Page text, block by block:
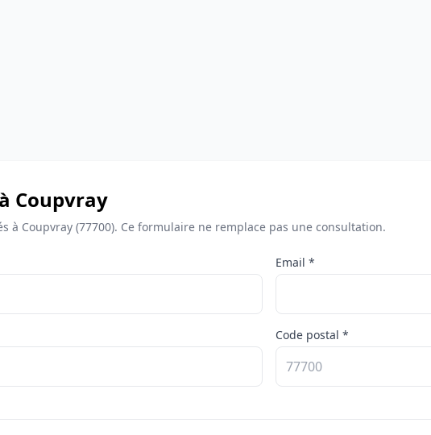
Coupvray
à Coupvray (77700). Ce formulaire ne remplace pas une consultation.
Email *
Code postal *